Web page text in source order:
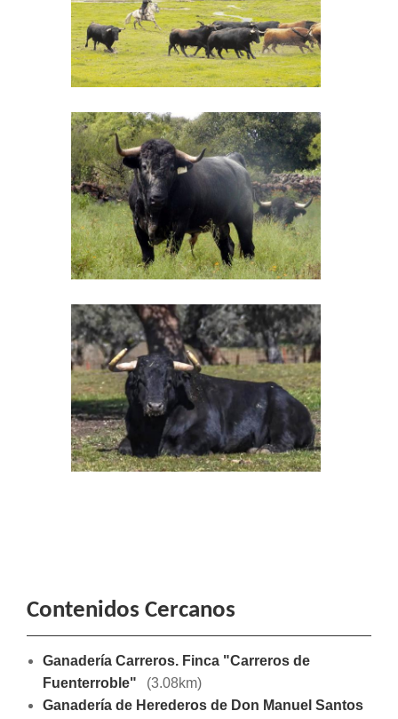
Contenidos Cercanos
Ganadería Carreros. Finca "Carreros de
Fuenterroble"
(3.08km)
Ganadería de Herederos de Don Manuel Santos